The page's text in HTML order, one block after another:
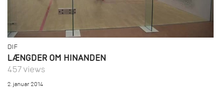
DIF
LÆNGDER OM HINANDEN
457 views
2. januar 2014